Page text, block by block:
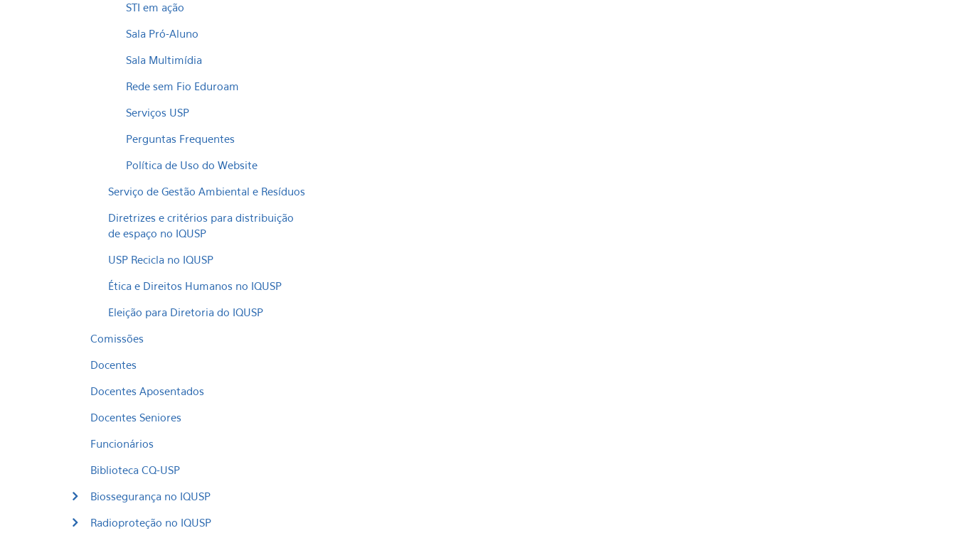
STI em ação
Sala Pró-Aluno
Sala Multimídia
Rede sem Fio Eduroam
Serviços USP
Perguntas Frequentes
Política de Uso do Website
Serviço de Gestão Ambiental e Resíduos
Diretrizes e critérios para distribuição
de espaço no IQUSP
USP Recicla no IQUSP
Ética e Direitos Humanos no IQUSP
Eleição para Diretoria do IQUSP
Comissões
Docentes
Docentes Aposentados
Docentes Seniores
Funcionários
Biblioteca CQ-USP
Biossegurança no IQUSP
Radioproteção no IQUSP